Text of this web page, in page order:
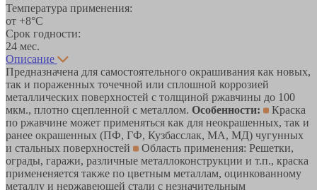
Температура применения:
от +8°С
Срок годности:
24 мес.
Описание
Предназначена для самостоятельного окрашивания как новых,
так и пораженных точечной или сплошной коррозией
металлических поверхностей с толщиной ржавчины до 100
мкм., плотно сцепленной с металлом. Особенности:
Краска
по ржавчине может применяться как для неокрашенных, так и
ранее окрашенных (ПФ, ГФ, Кузбасслак, МА, МД) чугунных
и стальных поверхностей
Область применения: Решетки,
ограды, гаражи, различные металлоконструкции и т.п., краска
примененяется также по цветным металлам, оцинкованному
металлу и нержавеющей стали с незначительным